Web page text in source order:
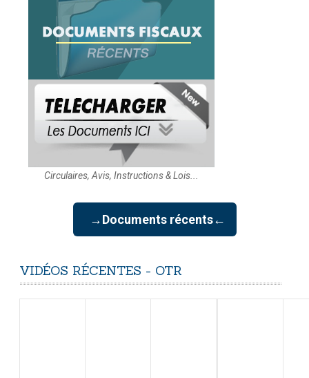
Circulaires, Avis, Instructions & Lois...
→Documents récents←
VIDÉOS RÉCENTES - OTR